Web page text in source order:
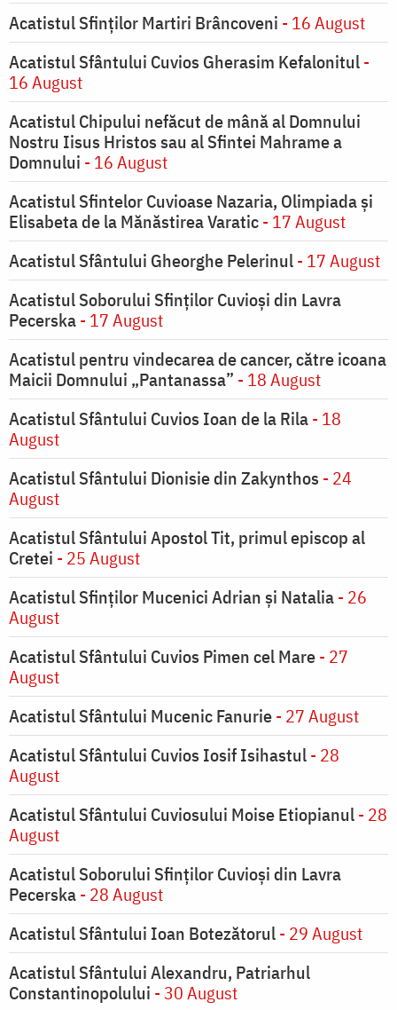
Acatistul Sfinților Martiri Brâncoveni - 16 August
Acatistul Sfântului Cuvios Gherasim Kefalonitul-
16 August
Acatistul Chipului nefăcut de mână al Domnului
Nostru Iisus Hristos sau al Sfintei Mahrame a
Domnului - 16 August
Acatistul Sfintelor Cuvioase Nazaria, Olimpiada și
Elisabeta de la Mănăstirea Varatic- 17 August
Acatistul Sfântului Gheorghe Pelerinul- 17 August
Acatistul Soborului Sfinților Cuvioși din Lavra
Pecerska- 17 August
Acatistul pentru vindecarea de cancer, către icoana
Maicii Domnului „Pantanassa” - 18 August
Acatistul Sfântului Cuvios Ioan de la Rila- 18
August
Acatistul Sfântului Dionisie din Zakynthos - 24
August
Acatistul Sfântului Apostol Tit, primul episcop al
Cretei - 25 August
Acatistul Sfinților Mucenici Adrian și Natalia- 26
August
Acatistul Sfântului Cuvios Pimen cel Mare- 27
August
Acatistul Sfântului Mucenic Fanurie- 27 August
Acatistul Sfântului Cuvios Iosif Isihastul- 28
August
Acatistul Sfântului Cuviosului Moise Etiopianul- 28
August
Acatistul Soborului Sfinților Cuvioși din Lavra
Pecerska- 28 August
Acatistul Sfântului Ioan Botezătorul- 29 August
Acatistul Sfântului Alexandru, Patriarhul
Constantinopolului - 30 August